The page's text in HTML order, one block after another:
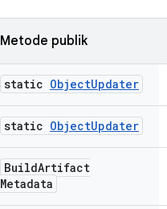
Metode publik
static ObjectUpdater
static ObjectUpdater
BuildArtifact
Metadata